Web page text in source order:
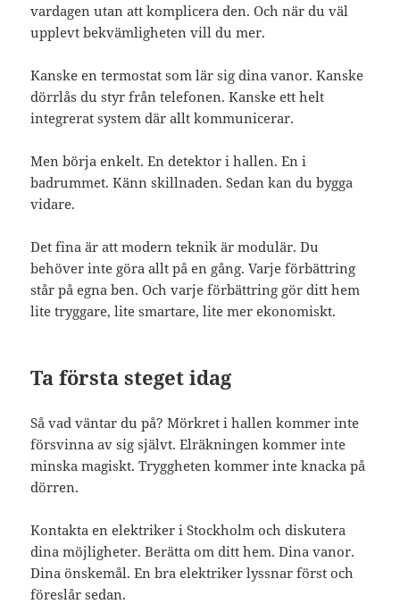
vardagen utan att komplicera den. Och när du väl
upplevt bekvämligheten vill du mer.
Kanske en termostat som lär sig dina vanor. Kanske
dörrlås du styr från telefonen. Kanske ett helt
integrerat system där allt kommunicerar.
Men börja enkelt. En detektor i hallen. En i
badrummet. Känn skillnaden. Sedan kan du bygga
vidare.
Det fina är att modern teknik är modulär. Du
behöver inte göra allt på en gång. Varje förbättring
står på egna ben. Och varje förbättring gör ditt hem
lite tryggare, lite smartare, lite mer ekonomiskt.
Ta första steget idag
Så vad väntar du på? Mörkret i hallen kommer inte
försvinna av sig självt. Elräkningen kommer inte
minska magiskt. Tryggheten kommer inte knacka på
dörren.
Kontakta en elektriker i Stockholm och diskutera
dina möjligheter. Berätta om ditt hem. Dina vanor.
Dina önskemål. En bra elektriker lyssnar först och
föreslår sedan.